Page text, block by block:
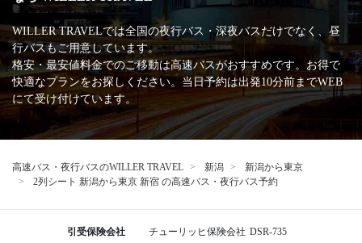
WILLER TRAVELでは全国の夜行バス・深夜バスだけでなく、昼
行バスもご用意しています。
格安・最安値料金でのご移動は高速バスがおすすめです。お得で
快適なプランをお探しください。当日予約は出発10分前までWEB
にて受け付けています。
高速バス・夜行バスのWILLER TRAVEL 新潟
新潟から東京
2列シート 新潟から東京 新宿 の高速バス・夜行バス予約
引受保険会社 チューリッヒ保険会社 DSR-735